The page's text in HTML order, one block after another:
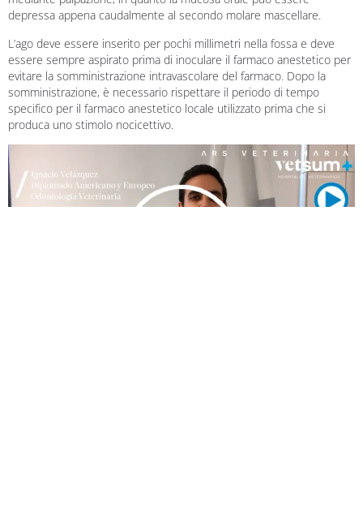
depressa appena caudalmente al secondo molare mascellare.
L’ago deve essere inserito per pochi millimetri nella fossa e deve
essere sempre aspirato prima di inoculare il farmaco anestetico per
evitare la somministrazione intravascolare del farmaco. Dopo la
somministrazione, è necessario rispettare il periodo di tempo
specifico per il farmaco anestetico locale utilizzato prima che si
produca uno stimolo nocicettivo.